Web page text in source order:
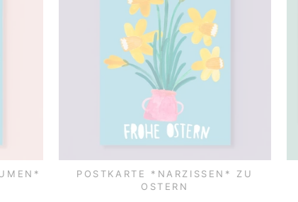
POSTKARTE *NARZISSEN* ZU
OSTERN